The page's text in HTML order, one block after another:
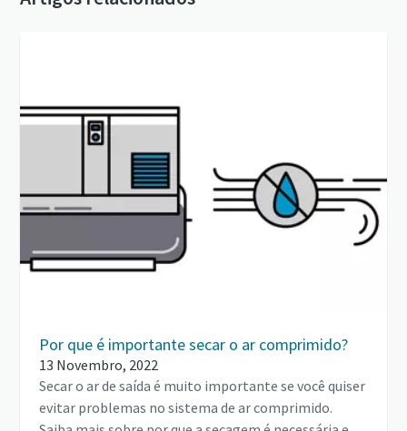
Por que é importante secar o ar comprimido?
13 Novembro, 2022
Secar o ar de saída é muito importante se você quiser
evitar problemas no sistema de ar comprimido.